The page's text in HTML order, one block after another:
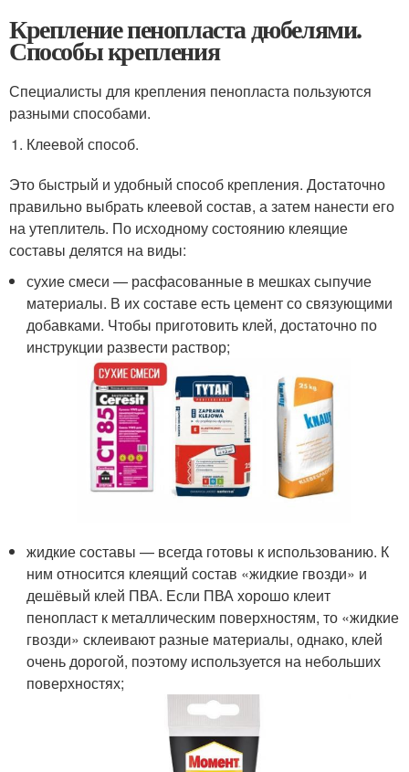
Крепление пенопласта дюбелями.
Способы крепления
Специалисты для крепления пенопласта пользуются
разными способами.
Клеевой способ.
Это быстрый и удобный способ крепления. Достаточно
правильно выбрать клеевой состав, а затем нанести его
на утеплитель. По исходному состоянию клеящие
составы делятся на виды:
сухие смеси — расфасованные в мешках сыпучие
материалы. В их составе есть цемент со связующими
добавками. Чтобы приготовить клей, достаточно по
инструкции развести раствор;
жидкие составы — всегда готовы к использованию. К
ним относится клеящий состав «жидкие гвозди» и
дешёвый клей ПВА. Если ПВА хорошо клеит
пенопласт к металлическим поверхностям, то «жидкие
гвозди» склеивают разные материалы, однако, клей
очень дорогой, поэтому используется на небольших
поверхностях;